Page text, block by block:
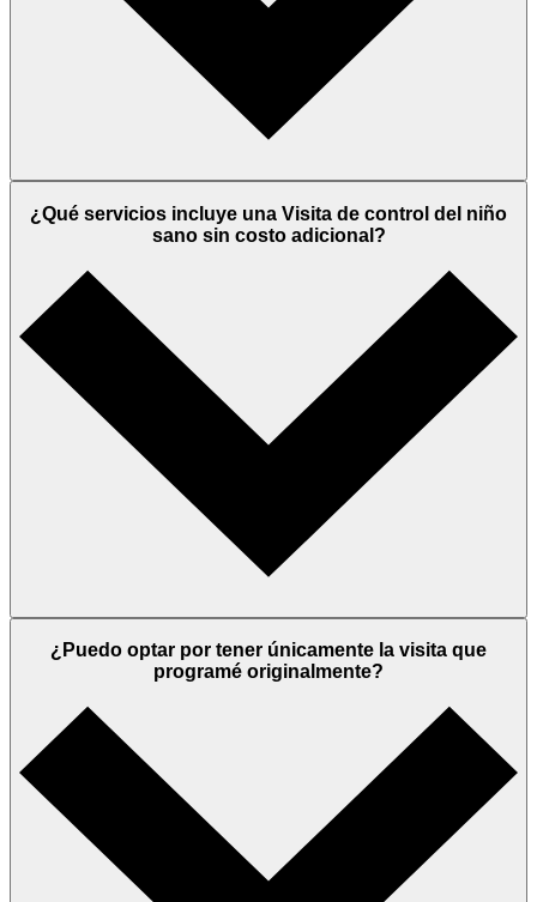
¿Qué servicios incluye una Visita de control del niño
sano sin costo adicional?
¿Puedo optar por tener únicamente la visita que
programé originalmente?